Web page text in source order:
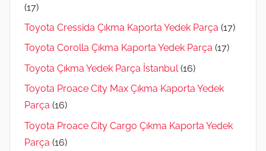
(17)
Toyota Cressida Çıkma Kaporta Yedek Parça (17)
Toyota Corolla Çıkma Kaporta Yedek Parça (17)
Toyota Çıkma Yedek Parça İstanbul (16)
Toyota Proace City Max Çıkma Kaporta Yedek
Parça (16)
Toyota Proace City Cargo Çıkma Kaporta Yedek
Parça (16)